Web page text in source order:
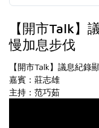
【開市Talk】
慢加息步伐
【開市Talk】議息紀錄
嘉賓：莊志雄
主持：范巧茹